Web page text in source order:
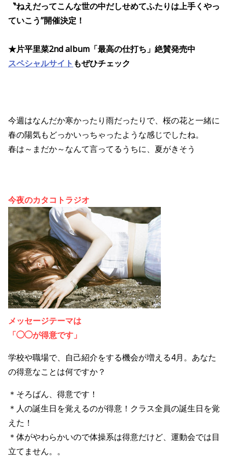
〝ねえだってこんな世の中だしせめてふたりは上手くやっ
ていこう”開催決定！
★片平里菜2nd album「最高の仕打ち」絶賛発売中
スペシャルサイト もぜひチェック
今週はなんだか寒かったり雨だったりで、桜の花と一緒に
春の陽気もどっかいっちゃったような感じでしたね。
春は～まだか～なんて言ってるうちに、夏がきそう
今夜のカタコトラジオ
メッセージテーマは
「◯◯が得意です」
学校や職場で、自己紹介をする機会が増える4月。あなた
の得意なことは何ですか？
＊そろばん、得意です！
＊人の誕生日を覚えるのが得意！クラス全員の誕生日を覚
えた！
＊体がやわらかいので体操系は得意だけど、運動会では目
立てません。。